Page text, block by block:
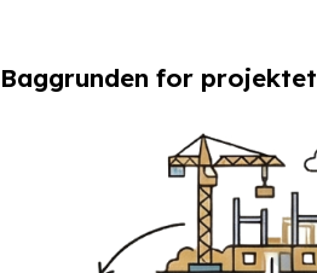
Baggrunden for projektet